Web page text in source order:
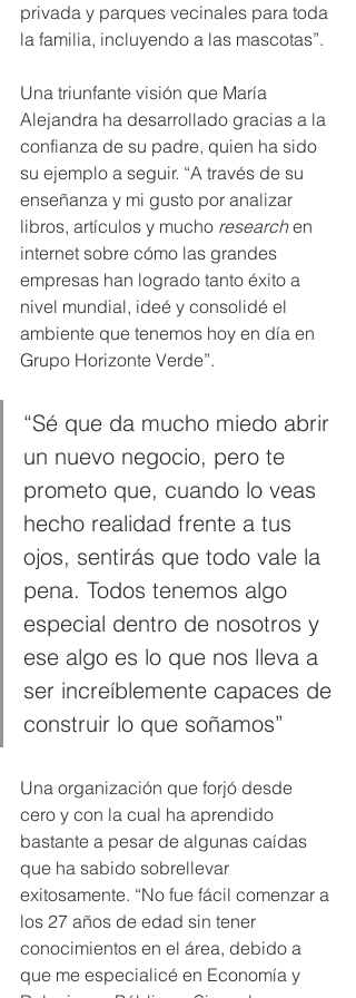
privada y parques vecinales para toda
la familia, incluyendo a las mascotas”.
Una triunfante visión que María
Alejandra ha desarrollado gracias a la
confianza de su padre, quien ha sido
su ejemplo a seguir. “A través de su
enseñanza y mi gusto por analizar
libros, artículos y mucho research en
internet sobre cómo las grandes
empresas han logrado tanto éxito a
nivel mundial, ideé y consolidé el
ambiente que tenemos hoy en día en
Grupo Horizonte Verde”.
“Sé que da mucho miedo abrir
un nuevo negocio, pero te
prometo que, cuando lo veas
hecho realidad frente a tus
ojos, sentirás que todo vale la
pena. Todos tenemos algo
especial dentro de nosotros y
ese algo es lo que nos lleva a
ser increíblemente capaces de
construir lo que soñamos”
Una organización que forjó desde
cero y con la cual ha aprendido
bastante a pesar de algunas caídas
que ha sabido sobrellevar
exitosamente. “No fue fácil comenzar a
los 27 años de edad sin tener
conocimientos en el área, debido a
que me especialicé en Economía y